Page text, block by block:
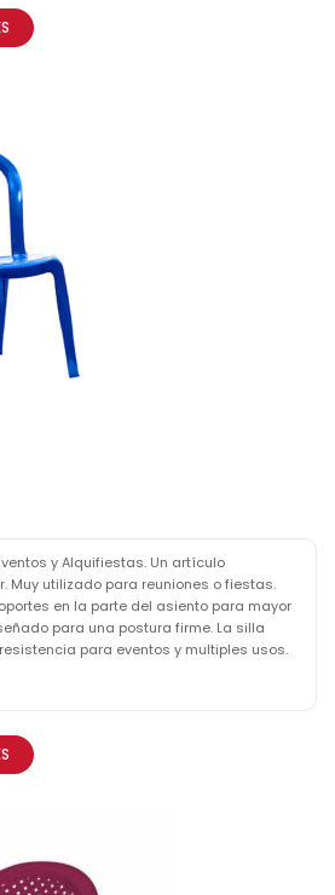
y Alquifiestas. Un artículo
Muy utilizado para reuniones o fiestas.
en la parte del asiento para mayor
para una postura firme. La silla
para eventos y multiples usos.